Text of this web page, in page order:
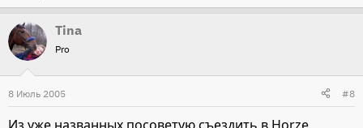
Tina
Pro
8 Июль 2005 #8